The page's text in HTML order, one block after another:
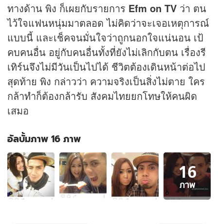
ทางด้าน พิง ก็เผยกับรายการ Efm on TV ว่า ตน
ไว้ใจแฟนหนุ่มมาตลอด ไม่คิดว่าจะเจอเหตุการณ์
แบบนี้ และเช็คจนมั่นใจว่าถูกนอกใจแน่นอน เป้
คบคนอื่น อยู่กับคนอื่นทั้งที่ยังไม่เลิกกับตน เรื่องรี
เทิร์นจึงไม่มีวันเป็นไปได้ ชีวิตต้องเดินหน้าต่อไป
สุดท้าย พิง กล่าวว่า ความจริงเป็นสิ่งไม่ตาย ใคร
กล้าทำก็ต้องกล้ารับ สังคมไทยยกโทษให้คนผิด
เสมอ
อัลบั้มภาพ 16 ภาพ
อัลบั้ม
ภาพ
16
ภาพ
ของ
16
ภาพ